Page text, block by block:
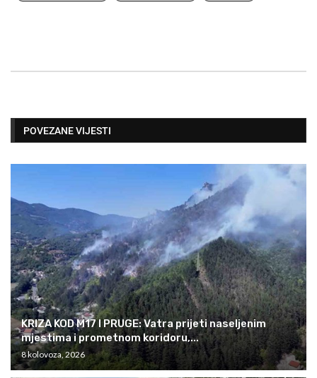
POVEZANE VIJESTI
KRIZA KOD M17 I PRUGE: Vatra prijeti naseljenim
mjestima i prometnom koridoru,...
8 kolovoza, 2026